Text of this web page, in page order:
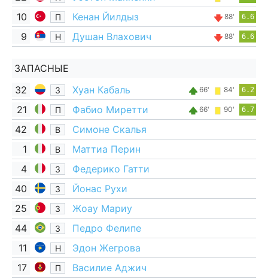
10 П Кенан Йилдыз 88' 6.6
9 Н Душан Влахович 88' 6.6
ЗАПАСНЫЕ
32
З Хуан Кабаль 66' 84' 6.2
21 П Фабио Миретти 66' 90' 6.7
42 В
Симоне Скалья
1
В
Маттиа Перин
4
З
Федерико Гатти
40
З
Йонас Рухи
25
З
Жоау Мариу
44
З
Педро Фелипе
11
Н
Эдон Жегрова
17
П
Василие Аджич